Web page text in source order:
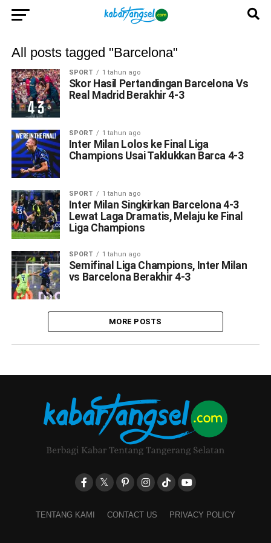
All posts tagged "Barcelona"
SPORT 1 tahun ago
Skor Hasil Pertandingan Barcelona Vs
Real Madrid Berakhir 4-3
SPORT 1 tahun ago
Inter Milan Lolos ke Final Liga
Champions Usai Taklukkan Barca 4-3
SPORT 1 tahun ago
Inter Milan Singkirkan Barcelona 4-3
Lewat Laga Dramatis, Melaju ke Final
Liga Champions
SPORT 1 tahun ago
Semifinal Liga Champions, Inter Milan
vs Barcelona Berakhir 4-3
MORE POSTS
TENTANG KAMI CONTACT US PRIVACY POLICY